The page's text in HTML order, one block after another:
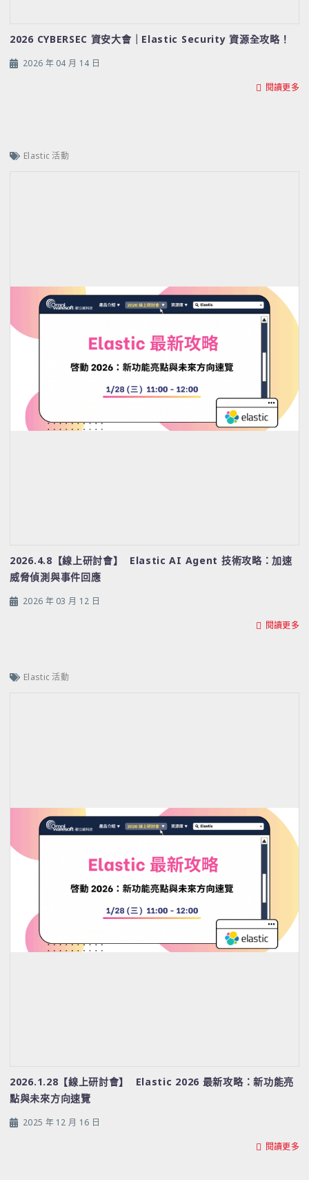
2026 CYBERSEC 資安大會｜Elastic Security 資源全攻略！
2026 年 04 月 14 日
閱讀更多
Elastic 活動
2026.4.8【線上研討會】 Elastic AI Agent 技術攻略：加速
威脅偵測與事件回應
2026 年 03 月 12 日
閱讀更多
Elastic 活動
2026.1.28【線上研討會】 Elastic 2026 最新攻略：新功能亮
點與未來方向速覽
2025 年 12 月 16 日
閱讀更多